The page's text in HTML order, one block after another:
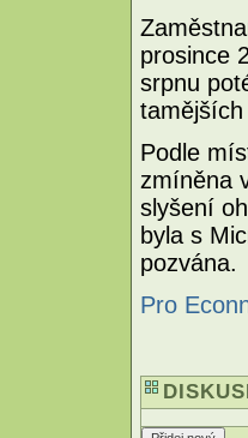
prosince
srpnu
tamějších
Podle
zmíněna
slyšení
byla s
pozvána.
Pro